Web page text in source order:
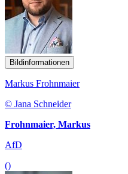
Bildinformationen
Markus Frohnmaier
© Jana Schneider
Frohnmaier, Markus
AfD
()